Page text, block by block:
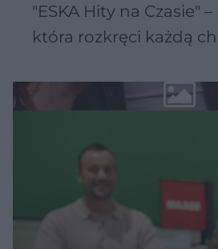
"ESKA Hity na Czasie"
która rozkręci każdą